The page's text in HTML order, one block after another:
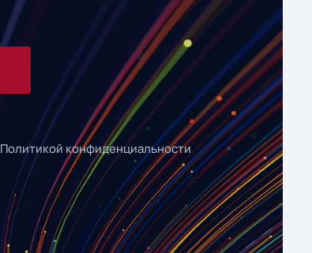
Политикой конфиденциальности